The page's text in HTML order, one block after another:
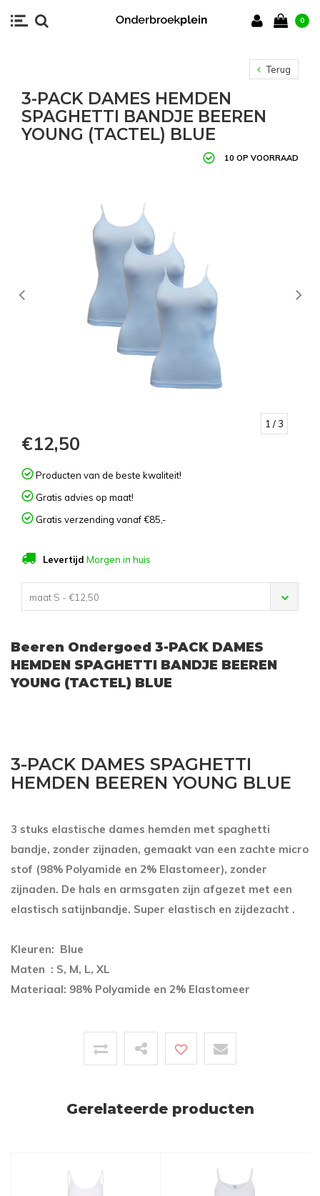
0
Terug
3-PACK DAMES HEMDEN
SPAGHETTI BANDJE BEEREN
YOUNG (TACTEL) BLUE
10 OP VOORRAAD
1 / 3
€12,50
Producten van de beste kwaliteit!
Gratis advies op maat!
Gratis verzending vanaf €85,-
Levertijd Morgen in huis
maat S - €12,50
Beeren Ondergoed 3-PACK DAMES
HEMDEN SPAGHETTI BANDJE BEEREN
YOUNG (TACTEL) BLUE
3-PACK DAMES SPAGHETTI
HEMDEN BEEREN YOUNG BLUE
3 stuks elastische dames hemden met spaghetti
bandje, zonder zijnaden, gemaakt van een zachte micro
stof (98% Polyamide en 2% Elastomeer), zonder
zijnaden. De hals en armsgaten zijn afgezet met een
elastisch satijnbandje. Super elastisch en zijdezacht .
Kleuren: Blue
Maten : S, M, L, XL
Materiaal: 98% Polyamide en 2% Elastomeer
Gerelateerde producten